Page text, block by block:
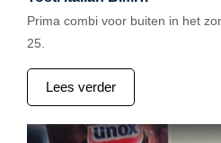
Prima combi voor buiten in het
25.
Lees verder